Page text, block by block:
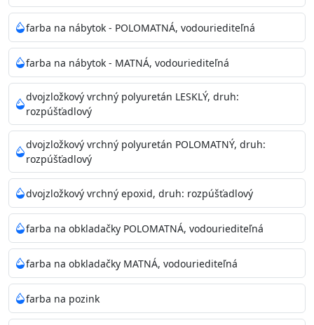
farba na nábytok - POLOMATNÁ, vodouriediteľná
farba na nábytok - MATNÁ, vodouriediteľná
dvojzložkový vrchný polyuretán LESKLÝ, druh:
rozpúšťadlový
dvojzložkový vrchný polyuretán POLOMATNÝ, druh:
rozpúšťadlový
dvojzložkový vrchný epoxid, druh: rozpúšťadlový
farba na obkladačky POLOMATNÁ, vodouriediteľná
farba na obkladačky MATNÁ, vodouriediteľná
farba na pozink